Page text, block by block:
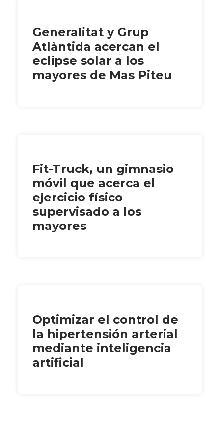
Generalitat y Grup
Atlàntida acercan el
eclipse solar a los
mayores de Mas Piteu
Fit-Truck, un gimnasio
móvil que acerca el
ejercicio físico
supervisado a los
mayores
Optimizar el control de
la hipertensión arterial
mediante inteligencia
artificial